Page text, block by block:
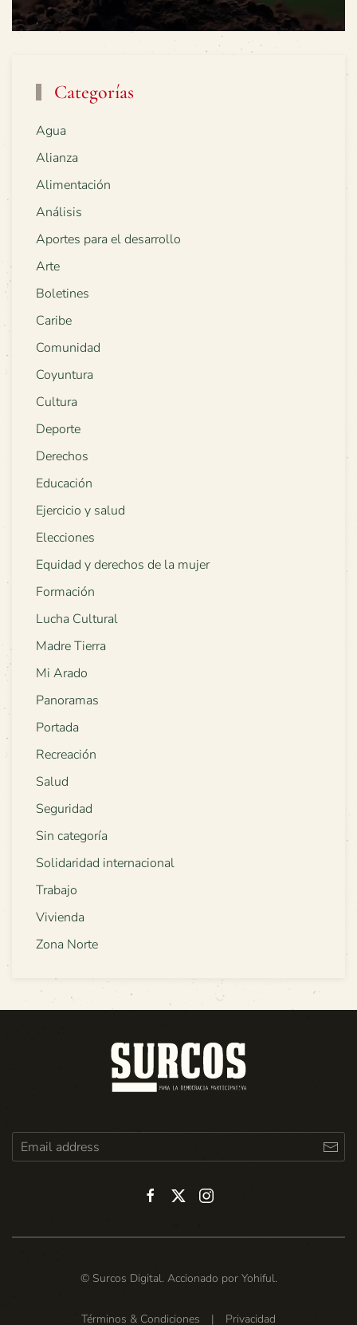
Categorías
Agua
Alianza
Alimentación
Análisis
Aportes para el desarrollo
Arte
Boletines
Caribe
Comunidad
Coyuntura
Cultura
Deporte
Derechos
Educación
Ejercicio y salud
Elecciones
Equidad y derechos de la mujer
Formación
Lucha Cultural
Madre Tierra
Mi Arado
Panoramas
Portada
Recreación
Salud
Seguridad
Sin categoría
Solidaridad internacional
Trabajo
Vivienda
Zona Norte
© Surcos Digital. Accionado por Yohiful.
Términos & Condiciones | Privacidad